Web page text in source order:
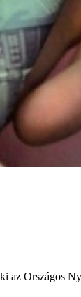
az Országos